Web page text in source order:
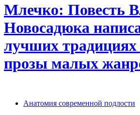
Млечко: Повесть
Новосадюка
лучших традициях
прозы малых
Анатомия современной подлости